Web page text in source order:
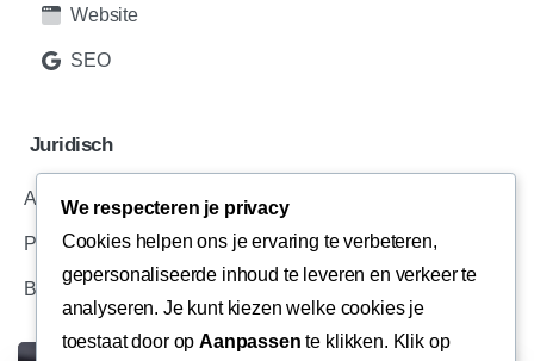
Website
SEO
Juridisch
Algemene Voorwaarden
Privacy Voorwaarden
Bedrijfsinformatie
We respecteren je privacy
Cookies helpen ons je ervaring te verbeteren,
gepersonaliseerde inhoud te leveren en verkeer te
analyseren. Je kunt kiezen welke cookies je
toestaat door opAanpassen te klikken. Klik op